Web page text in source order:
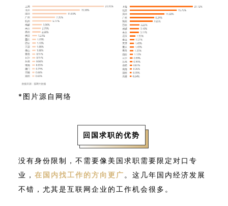
*图片源自网络
回国求职的优势
没有身份限制，不需要像美国求职需要限定对口专
业， 在国内找工作的方向更广 。这几年国内经济发展
不错，尤其是互联网企业的工作机会很多。